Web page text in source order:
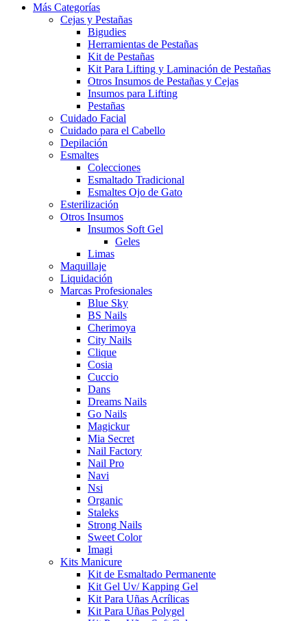
Más Categorías
Cejas y Pestañas
Bigudies
Herramientas de Pestañas
Kit de Pestañas
Kit Para Lifting y Laminación de Pestañas
Otros Insumos de Pestañas y Cejas
Insumos para Lifting
Pestañas
Cuidado Facial
Cuidado para el Cabello
Depilación
Esmaltes
Colecciones
Esmaltado Tradicional
Esmaltes Ojo de Gato
Esterilización
Otros Insumos
Insumos Soft Gel
Geles
Limas
Maquillaje
Liquidación
Marcas Profesionales
Blue Sky
BS Nails
Cherimoya
City Nails
Clique
Cosia
Cuccio
Dans
Dreams Nails
Go Nails
Magickur
Mia Secret
Nail Factory
Nail Pro
Navi
Nsi
Organic
Staleks
Strong Nails
Sweet Color
Imagi
Kits Manicure
Kit de Esmaltado Permanente
Kit Gel Uv/ Kapping Gel
Kit Para Uñas Acrílicas
Kit Para Uñas Polygel